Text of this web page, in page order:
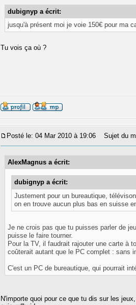
dubignyp a écrit:
jusqu'à présent moi je voie 150€ pour ma
Tu vois ça où ?
Posté le: 04 Mar 2010 à 19:06 Sujet du
AlexMagnus a écrit:
dubignyp a écrit:
Justement pour un bureautique,
on en trouve aucun plus bas en suisse
Je ne crois pas que tu puisses parler de
puisse le faire tourner.
Pour la TV, il faudrait rajouter une carte à
coûterait autant que le PC complet : sans
C'est un PC de bureautique, qui pourrait
N'importe quoi pour ce que tu dis sur les